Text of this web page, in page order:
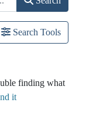
Search Tools
finding what
it